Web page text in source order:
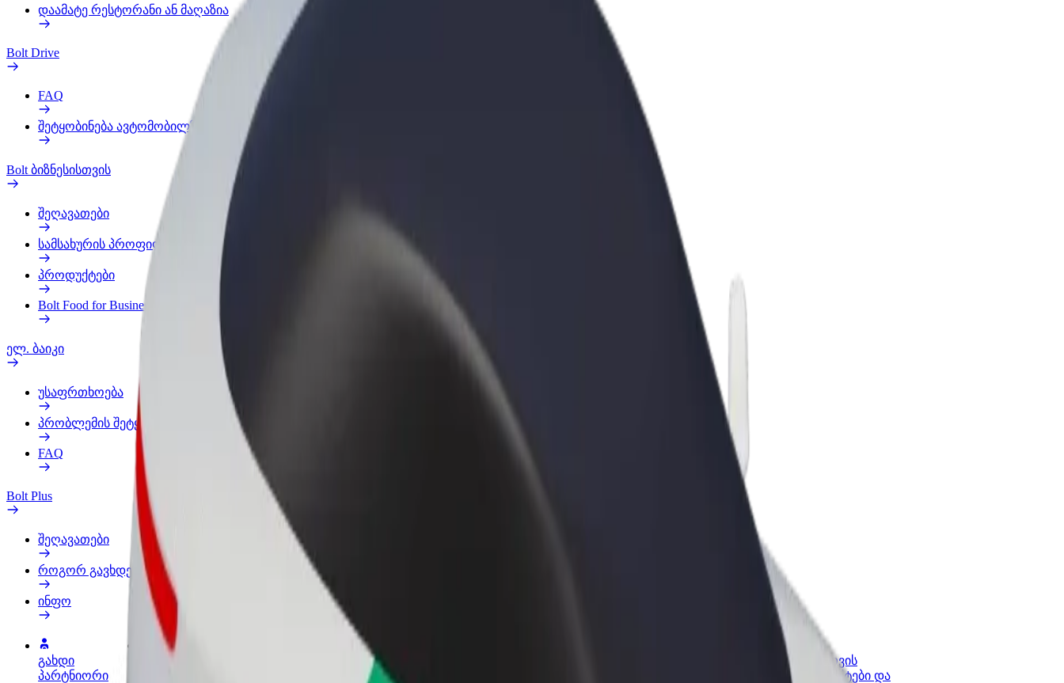
დაამატე რესტორანი ან მაღაზია
Bolt Drive
FAQ
შეტყობინება ავტომობილზე
Bolt ბიზნესისთვის
შეღავათები
სამსახურის პროფილი
პროდუქტები
Bolt Food for Business
ელ. ბაიკი
უსაფრთხოება
პრობლემის შეტყობინება
FAQ
Bolt Plus
შეღავათები
როგორ გავხდე გამომწერი
ინფო
გახდი
პარტნიორი
გახდი კურიერი
დაამატე რესტორანი ან
მაღაზია
Bolt ბიზნესისთვის
Bolt-ის პროდუქტები და